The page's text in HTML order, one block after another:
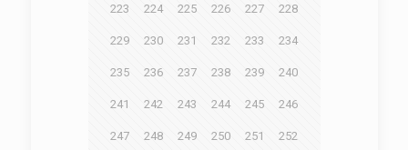
223 224 225 226 227 228
229 230 231 232 233 234
235 236 237 238 239 240
241 242 243 244 245 246
247 248 249 250 251 252